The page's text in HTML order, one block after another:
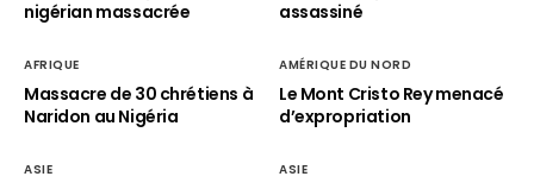
nigérian massacrée
assassiné
AFRIQUE
Massacre de 30 chrétiens à
Naridon au Nigéria
AMÉRIQUE DU NORD
Le Mont Cristo Rey menacé
d’expropriation
ASIE ASIE